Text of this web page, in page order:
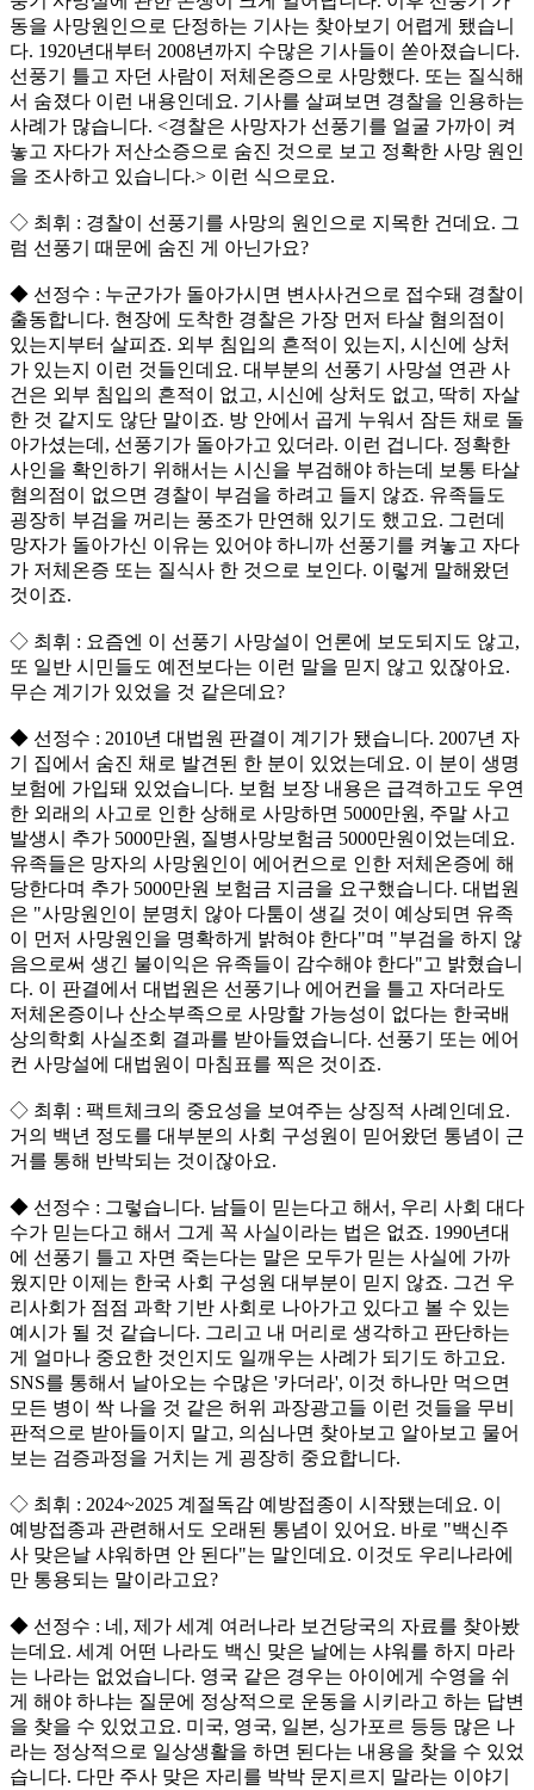
동을 사망원인으로 단정하는 기사는 찾아보기 어렵게 됐습니
다. 1920년대부터 2008년까지 수많은 기사들이 쏟아졌습니다.
선풍기 틀고 자던 사람이 저체온증으로 사망했다. 또는 질식해
서 숨졌다 이런 내용인데요. 기사를 살펴보면 경찰을 인용하는
사례가 많습니다. <경찰은 사망자가 선풍기를 얼굴 가까이 켜
놓고 자다가 저산소증으로 숨진 것으로 보고 정확한 사망 원인
을 조사하고 있습니다.> 이런 식으로요.
◇ 최휘 : 경찰이 선풍기를 사망의 원인으로 지목한 건데요. 그
럼 선풍기 때문에 숨진 게 아닌가요?
◆ 선정수 : 누군가가 돌아가시면 변사사건으로 접수돼 경찰이
출동합니다. 현장에 도착한 경찰은 가장 먼저 타살 혐의점이
있는지부터 살피죠. 외부 침입의 흔적이 있는지, 시신에 상처
가 있는지 이런 것들인데요. 대부분의 선풍기 사망설 연관 사
건은 외부 침입의 흔적이 없고, 시신에 상처도 없고, 딱히 자살
한 것 같지도 않단 말이죠. 방 안에서 곱게 누워서 잠든 채로 돌
아가셨는데, 선풍기가 돌아가고 있더라. 이런 겁니다. 정확한
사인을 확인하기 위해서는 시신을 부검해야 하는데 보통 타살
혐의점이 없으면 경찰이 부검을 하려고 들지 않죠. 유족들도
굉장히 부검을 꺼리는 풍조가 만연해 있기도 했고요. 그런데
망자가 돌아가신 이유는 있어야 하니까 선풍기를 켜놓고 자다
가 저체온증 또는 질식사 한 것으로 보인다. 이렇게 말해왔던
것이죠.
◇ 최휘 : 요즘엔 이 선풍기 사망설이 언론에 보도되지도 않고,
또 일반 시민들도 예전보다는 이런 말을 믿지 않고 있잖아요.
무슨 계기가 있었을 것 같은데요?
◆ 선정수 : 2010년 대법원 판결이 계기가 됐습니다. 2007년 자
기 집에서 숨진 채로 발견된 한 분이 있었는데요. 이 분이 생명
보험에 가입돼 있었습니다. 보험 보장 내용은 급격하고도 우연
한 외래의 사고로 인한 상해로 사망하면 5000만원, 주말 사고
발생시 추가 5000만원, 질병사망보험금 5000만원이었는데요.
유족들은 망자의 사망원인이 에어컨으로 인한 저체온증에 해
당한다며 추가 5000만원 보험금 지금을 요구했습니다. 대법원
은 "사망원인이 분명치 않아 다툼이 생길 것이 예상되면 유족
이 먼저 사망원인을 명확하게 밝혀야 한다"며 "부검을 하지 않
음으로써 생긴 불이익은 유족들이 감수해야 한다"고 밝혔습니
다. 이 판결에서 대법원은 선풍기나 에어컨을 틀고 자더라도
저체온증이나 산소부족으로 사망할 가능성이 없다는 한국배
상의학회 사실조회 결과를 받아들였습니다. 선풍기 또는 에어
컨 사망설에 대법원이 마침표를 찍은 것이죠.
◇ 최휘 : 팩트체크의 중요성을 보여주는 상징적 사례인데요.
거의 백년 정도를 대부분의 사회 구성원이 믿어왔던 통념이 근
거를 통해 반박되는 것이잖아요.
◆ 선정수 : 그렇습니다. 남들이 믿는다고 해서, 우리 사회 대다
수가 믿는다고 해서 그게 꼭 사실이라는 법은 없죠. 1990년대
에 선풍기 틀고 자면 죽는다는 말은 모두가 믿는 사실에 가까
웠지만 이제는 한국 사회 구성원 대부분이 믿지 않죠. 그건 우
리사회가 점점 과학 기반 사회로 나아가고 있다고 볼 수 있는
예시가 될 것 같습니다. 그리고 내 머리로 생각하고 판단하는
게 얼마나 중요한 것인지도 일깨우는 사례가 되기도 하고요.
SNS를 통해서 날아오는 수많은 '카더라', 이것 하나만 먹으면
모든 병이 싹 나을 것 같은 허위 과장광고들 이런 것들을 무비
판적으로 받아들이지 말고, 의심나면 찾아보고 알아보고 물어
보는 검증과정을 거치는 게 굉장히 중요합니다.
◇ 최휘 : 2024~2025 계절독감 예방접종이 시작됐는데요. 이
예방접종과 관련해서도 오래된 통념이 있어요. 바로 "백신주
사 맞은날 샤워하면 안 된다"는 말인데요. 이것도 우리나라에
만 통용되는 말이라고요?
◆ 선정수 : 네, 제가 세계 여러나라 보건당국의 자료를 찾아봤
는데요. 세계 어떤 나라도 백신 맞은 날에는 샤워를 하지 마라
는 나라는 없었습니다. 영국 같은 경우는 아이에게 수영을 쉬
게 해야 하냐는 질문에 정상적으로 운동을 시키라고 하는 답변
을 찾을 수 있었고요. 미국, 영국, 일본, 싱가포르 등등 많은 나
라는 정상적으로 일상생활을 하면 된다는 내용을 찾을 수 있었
습니다. 다만 주사 맞은 자리를 박박 문지르지 말라는 이야기